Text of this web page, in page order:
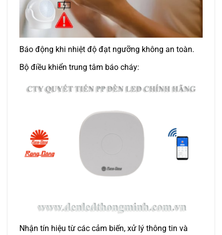
Báo động khi nhiệt độ đạt ngưỡng không an toàn.
Bộ điều khiển trung tâm báo cháy:
Nhận tín hiệu từ các cảm biến, xử lý thông tin và